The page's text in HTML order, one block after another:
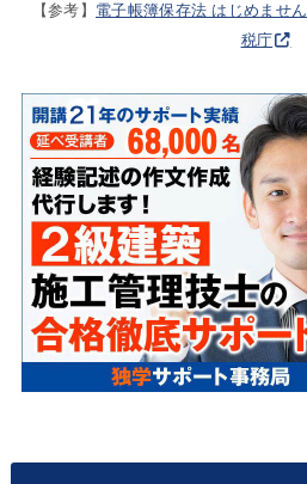
【参考】 電子帳簿保存法 はじめませ
税庁